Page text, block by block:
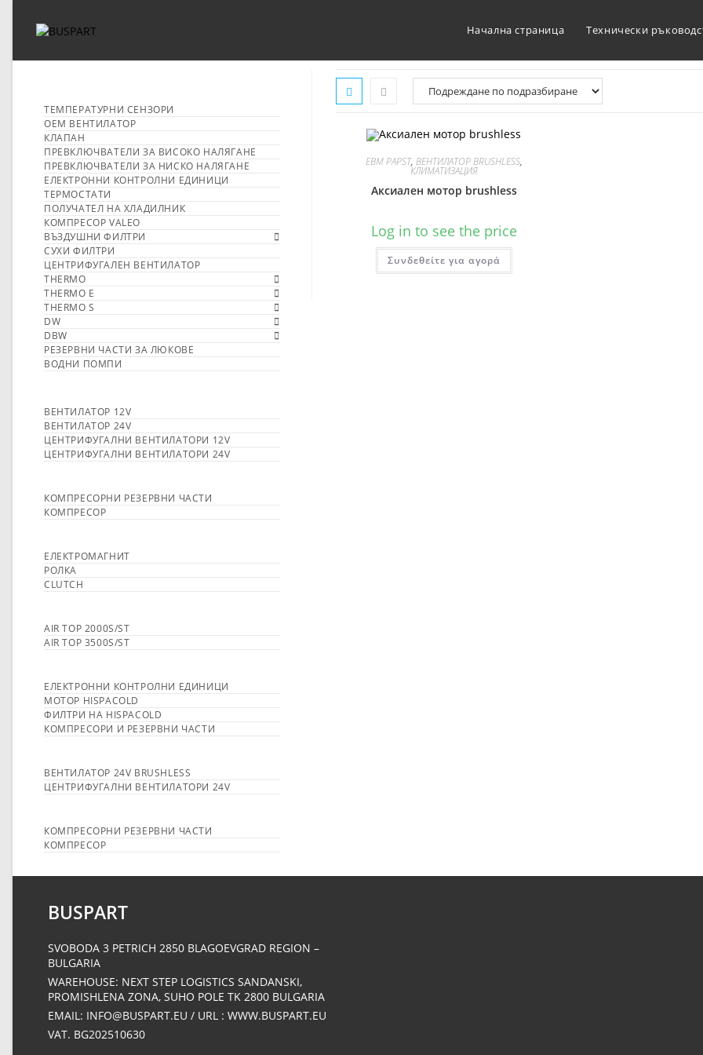
Начална страница Технически
EBM PAPST, ВЕНТИЛАТОР BRUSHLESS,
КЛИМАТИЗАЦИЯ
Аксиален мотор brushless
Log in to see the price
Συνδεθείτε για αγορά
ТЕМПЕРАТУРНИ СЕНЗОРИ
OEM ВЕНТИЛАТОР
КЛАПАН
ПРЕВКЛЮЧВАТЕЛИ ЗА ВИСОКО НАЛЯГАНЕ
ПРЕВКЛЮЧВАТЕЛИ ЗА НИСКО НАЛЯГАНЕ
ЕЛЕКТРОННИ КОНТРОЛНИ ЕДИНИЦИ
ТЕРМОСТАТИ
ПОЛУЧАТЕЛ НА ХЛАДИЛНИК
КОМПРЕСОР VALEO
ВЪЗДУШНИ ФИЛТРИ
СУХИ ФИЛТРИ
ЦЕНТРИФУГАЛЕН ВЕНТИЛАТОР
THERMO
THERMO E
THERMO S
DW
DBW
РЕЗЕРВНИ ЧАСТИ ЗА ЛЮКОВЕ
ВОДНИ ПОМПИ
ВЕНТИЛАТОР 12V
ВЕНТИЛАТОР 24V
ЦЕНТРИФУГАЛНИ ВЕНТИЛАТОРИ 12V
ЦЕНТРИФУГАЛНИ ВЕНТИЛАТОРИ 24V
КОМПРЕСОРНИ РЕЗЕРВНИ ЧАСТИ
КОМПРЕСОР
ЕЛЕКТРОМАГНИТ
РОЛКА
CLUTCH
AIR TOP 2000S/ST
AIR TOP 3500S/ST
ЕЛЕКТРОННИ КОНТРОЛНИ ЕДИНИЦИ
МОТОР HISPACOLD
ФИЛТРИ НА HISPACOLD
КОМПРЕСОРИ И РЕЗЕРВНИ ЧАСТИ
ВЕНТИЛАТОР 24V BRUSHLESS
ЦЕНТРИФУГАЛНИ ВЕНТИЛАТОРИ 24V
КОМПРЕСОРНИ РЕЗЕРВНИ ЧАСТИ
КОМПРЕСОР
BUSPART
SVOBODA 3 PETRICH 2850 BLAGOEVGRAD REGION –
BULGARIA
WAREHOUSE: NEXT STEP LOGISTICS SANDANSKI,
PROMISHLENA ZONA, SUHO POLE ΤΚ 2800 BULGARIA
EMAIL: INFO@BUSPART.EU / URL : WWW.BUSPART.EU
VAT. BG202510630